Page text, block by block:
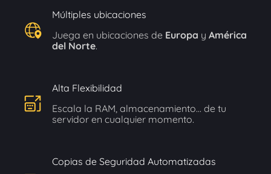
Múltiples ubicaciones
Juega en ubicaciones de Europa yAmérica
del Norte.
Alta Flexibilidad
Escala la RAM, almacenamiento... de tu
servidor en cualquier momento.
Copias de Seguridad Automatizadas